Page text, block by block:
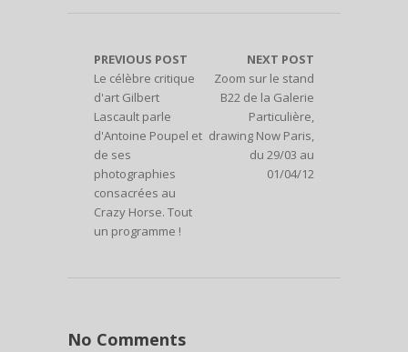
PREVIOUS POST
Le célèbre critique
d'art Gilbert
Lascault parle
d'Antoine Poupel et
de ses
photographies
consacrées au
Crazy Horse. Tout
un programme !
NEXT POST
Zoom sur le stand
B22 de la Galerie
Particulière,
drawing Now Paris,
du 29/03 au
01/04/12
No Comments